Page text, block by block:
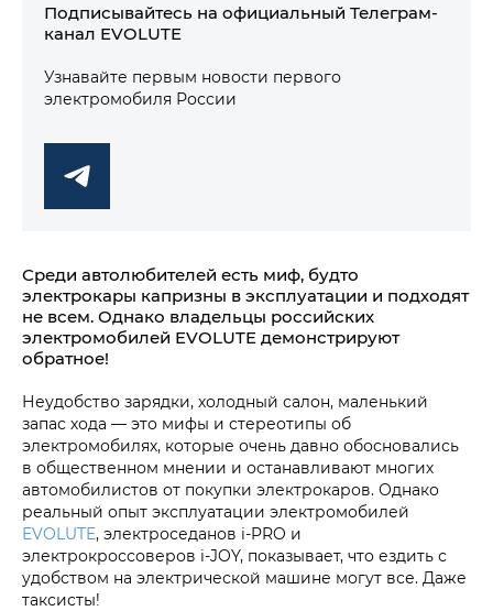
Подписывайтесь на официальный Телеграм-
канал EVOLUTE
Узнавайте первым новости первого
электромобиля России
Среди автолюбителей есть миф, будто
электрокары капризны в эксплуатации и подходят
не всем. Однако владельцы российских
электромобилей EVOLUTE демонстрируют
обратное!
Неудобство зарядки, холодный салон, маленький
запас хода — это мифы и стереотипы об
электромобилях, которые очень давно обосновались
в общественном мнении и останавливают многих
автомобилистов от покупки электрокаров. Однако
реальный опыт эксплуатации электромобилей
EVOLUTE, электроседанов i‑PRO и
электрокроссоверов i‑JOY, показывает, что ездить с
удобством на электрической машине могут все. Даже
таксисты!